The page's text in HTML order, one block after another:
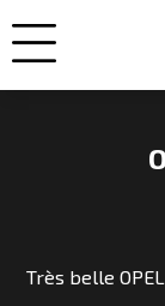
Très belle OPEL